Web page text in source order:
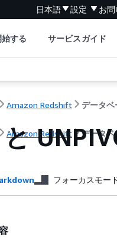
日本語 設定 お
始する サービスガイド
Amazon Redshift データベ
Amazon Redshift データベ
フォーカスモー